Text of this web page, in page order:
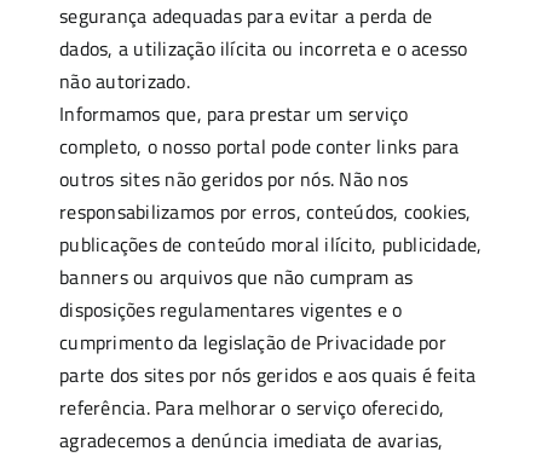
segurança adequadas para evitar a perda de
dados, a utilização ilícita ou incorreta e o acesso
não autorizado.
Informamos que, para prestar um serviço
completo, o nosso portal pode conter links para
outros sites não geridos por nós. Não nos
responsabilizamos por erros, conteúdos, cookies,
publicações de conteúdo moral ilícito, publicidade,
banners ou arquivos que não cumpram as
disposições regulamentares vigentes e o
cumprimento da legislação de Privacidade por
parte dos sites por nós geridos e aos quais é feita
referência. Para melhorar o serviço oferecido,
agradecemos a denúncia imediata de avarias,